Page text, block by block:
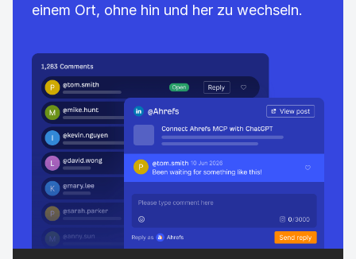
einem Ort, ohne hin und her zu wechseln.